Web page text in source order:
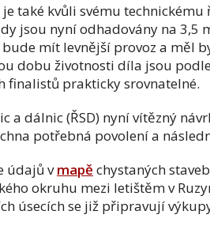
také kvůli svému
jsou nyní odhadovány na
mít levnější provoz a měl
dobu životnosti díla jsou
finalistů prakticky srovnatelné.
a dálnic (ŘSD) nyní vítězný
potřebná povolení a
údajů vmapě chystaných
okruhu mezi letištěm v
úsecích se již připravují